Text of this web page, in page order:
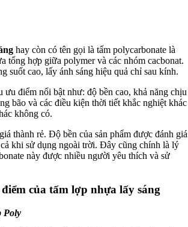
hay còn có tên gọi là tấm polycarbonate là
tổng hợp giữa polymer và các nhóm cacbonat.
suốt cao, lấy ánh sáng hiệu quả chỉ sau kính.
ưu điểm nổi bật như: độ bền cao, khả năng chịu
bão và các điều kiện thời tiết khắc nghiệt khác
không có.
thành rẻ. Độ bền của sản phẩm được đánh giá
khi sử dụng ngoài trời. Đây cũng chính là lý
này được nhiều người yêu thích và sử
của tấm lợp nhựa lấy sáng
Poly